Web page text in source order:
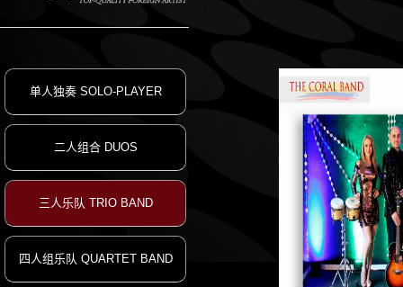
单人独奏 SOLO-PLAYER
二人组合 DUOS
三人乐队 TRIO BAND
四人组乐队 QUARTET BAND